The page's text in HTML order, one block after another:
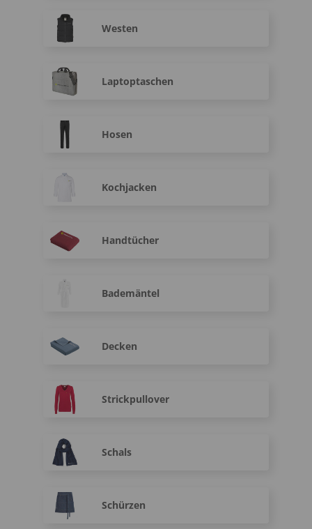
Westen
Laptoptaschen
Hosen
Kochjacken
Handtücher
Bademäntel
Decken
Strickpullover
Schals
Schürzen